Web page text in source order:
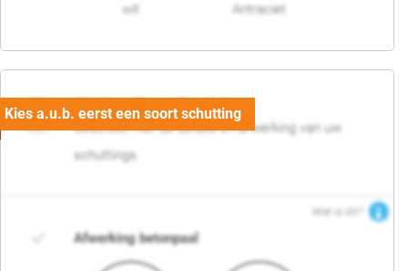
wit Antraciet
03. Detail en afwerking
Selecteer hier de details en afwerking van uw
schuttings.
Wat is dit?
Afwerking betonpaal